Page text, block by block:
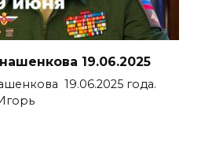
19.06.2025
19.06.2025 года.